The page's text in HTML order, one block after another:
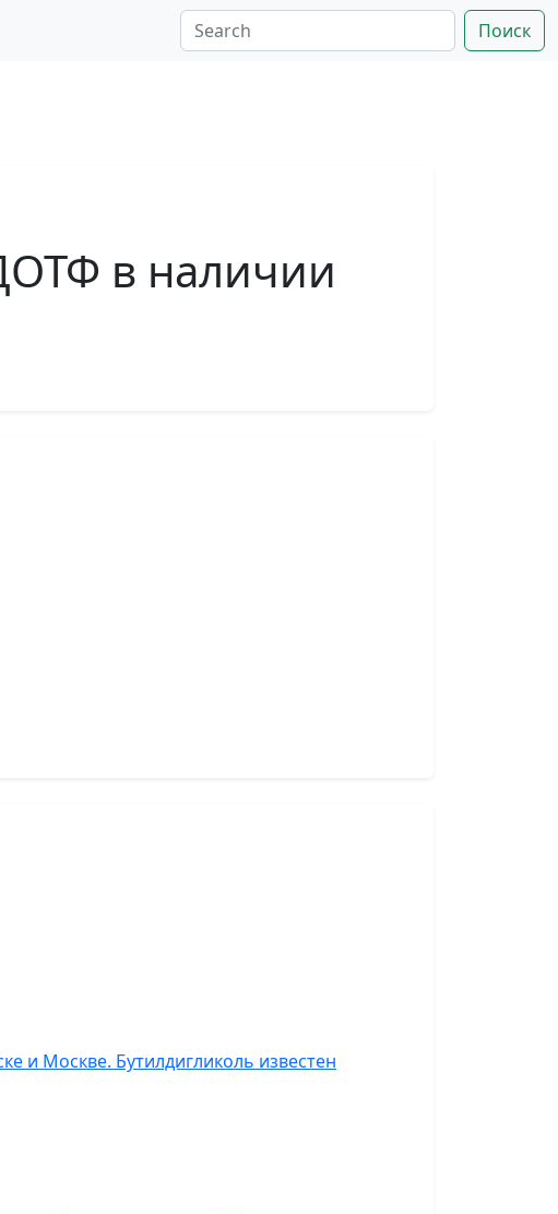
Поиск
в наличии
и Москве. Бутилдигликоль известен